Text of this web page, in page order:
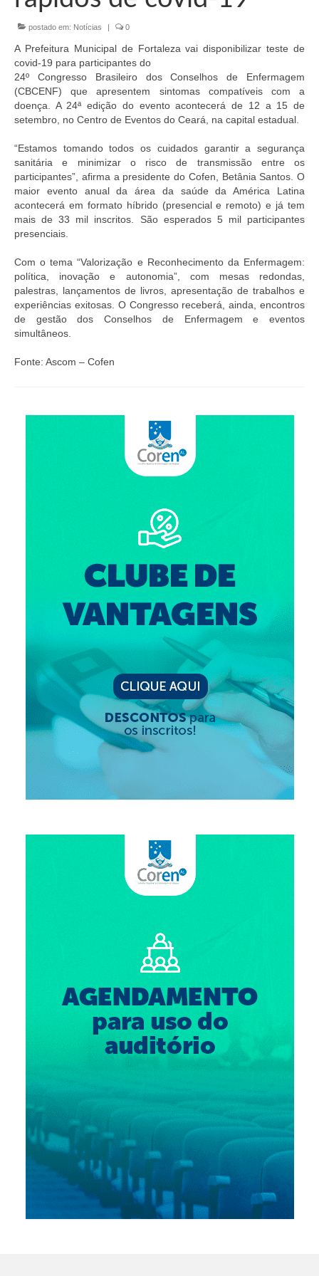
Conselheiros e Diretoria
Câmaras Técnicas
Carta de Serviços ao Cidadão
Governança
Transparência e Prestação de Contas
Eleições
Eleições Triênio 2027-2029
Eleições Anteriores
Agenda do presidente
Editais e licitação
Processos Éticos
Censura Pública
Suspensão do Exercício Profissional
Para Você
Procedimento para registro
Clube de Vantagens
Valores dos serviços
postado em: Notícias | 0
A Prefeitura Municipal de Fortaleza vai disponibilizar teste de
covid-19 para participantes do
24º Congresso Brasileiro dos Conselhos de Enfermagem
(CBCENF) que apresentem sintomas compatíveis com a
doença. A 24ª edição do evento acontecerá de 12 a 15 de
setembro, no Centro de Eventos do Ceará, na capital estadual.
“Estamos tomando todos os cuidados garantir a segurança
sanitária e minimizar o risco de transmissão entre os
participantes”, afirma a presidente do Cofen, Betânia Santos. O
maior evento anual da área da saúde da América Latina
acontecerá em formato híbrido (presencial e remoto) e já tem
mais de 33 mil inscritos. São esperados 5 mil participantes
presenciais.
Com o tema “Valorização e Reconhecimento da Enfermagem:
política, inovação e autonomia”, com mesas redondas,
palestras, lançamentos de livros, apresentação de trabalhos e
experiências exitosas. O Congresso receberá, ainda, encontros
de gestão dos Conselhos de Enfermagem e eventos
simultâneos.
Fonte: Ascom – Cofen